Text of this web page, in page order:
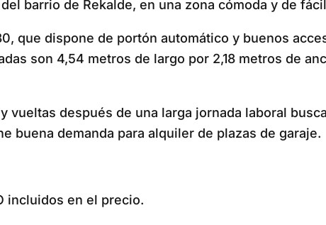
barrio de Rekalde, en una zona cómoda y de
que dispone de portón automático y buenos
son 4,54 metros de largo por 2,18 metros de
después de una larga jornada laboral
buena demanda para alquiler de plazas de garaje.
incluidos en el precio.